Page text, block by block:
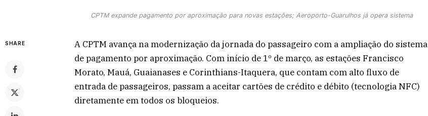
CPTM expande pagamento por aproximação para novas estações; Aeroporto-Guarulhos já opera sistema
SHARE
A CPTM avança na modernização da jornada do passageiro com a ampliação do sistema
de pagamento por aproximação. Com início de 1º de março, as estações Francisco
Morato, Mauá, Guaianases e Corinthians-Itaquera, que contam com alto fluxo de
entrada de passageiros, passam a aceitar cartões de crédito e débito (tecnologia NFC)
diretamente em todos os bloqueios.